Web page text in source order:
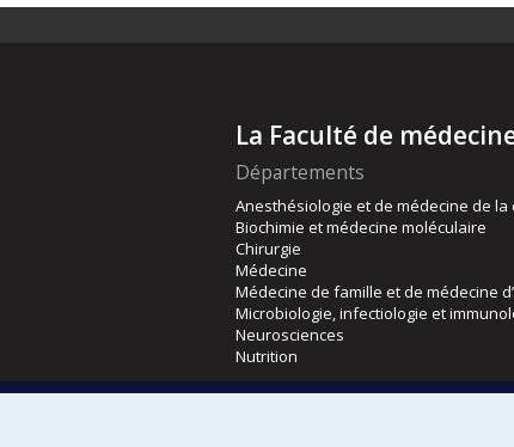
La Faculté de
Départements
Anesthésiologie et de médecine de
Biochimie et médecine moléculaire
Chirurgie
Médecine
Médecine de famille et de médecine
Microbiologie, infectiologie et
Neurosciences
Nutrition